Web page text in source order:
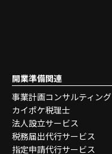
開業準備関連
事業計画コンサルティング
カイポケ税理士
法人設立サービス
税務届出代行サービス
指定申請代行サービス